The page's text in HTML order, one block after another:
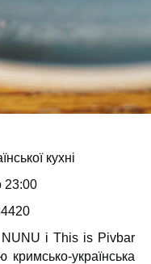
кухні
23:00
NUNU і This is Pivbar
українська